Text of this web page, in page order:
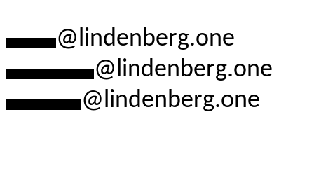
****@lindenberg.one
*******@lindenberg.one
******@lindenberg.one